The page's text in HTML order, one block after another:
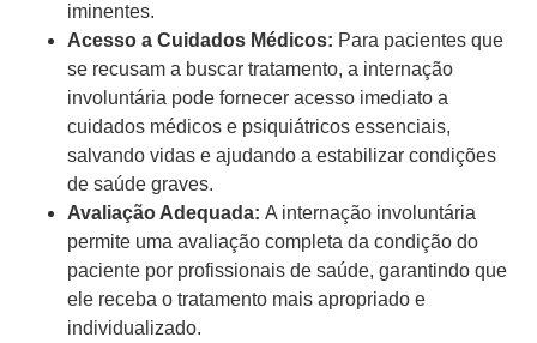
iminentes.
Acesso a Cuidados Médicos: Para pacientes que
se recusam a buscar tratamento, a internação
involuntária pode fornecer acesso imediato a
cuidados médicos e psiquiátricos essenciais,
salvando vidas e ajudando a estabilizar condições
de saúde graves.
Avaliação Adequada: A internação involuntária
permite uma avaliação completa da condição do
paciente por profissionais de saúde, garantindo que
ele receba o tratamento mais apropriado e
individualizado.